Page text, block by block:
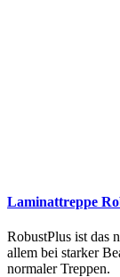
Laminattreppe
RobustPlus ist das
allem bei starker
normaler Treppen.